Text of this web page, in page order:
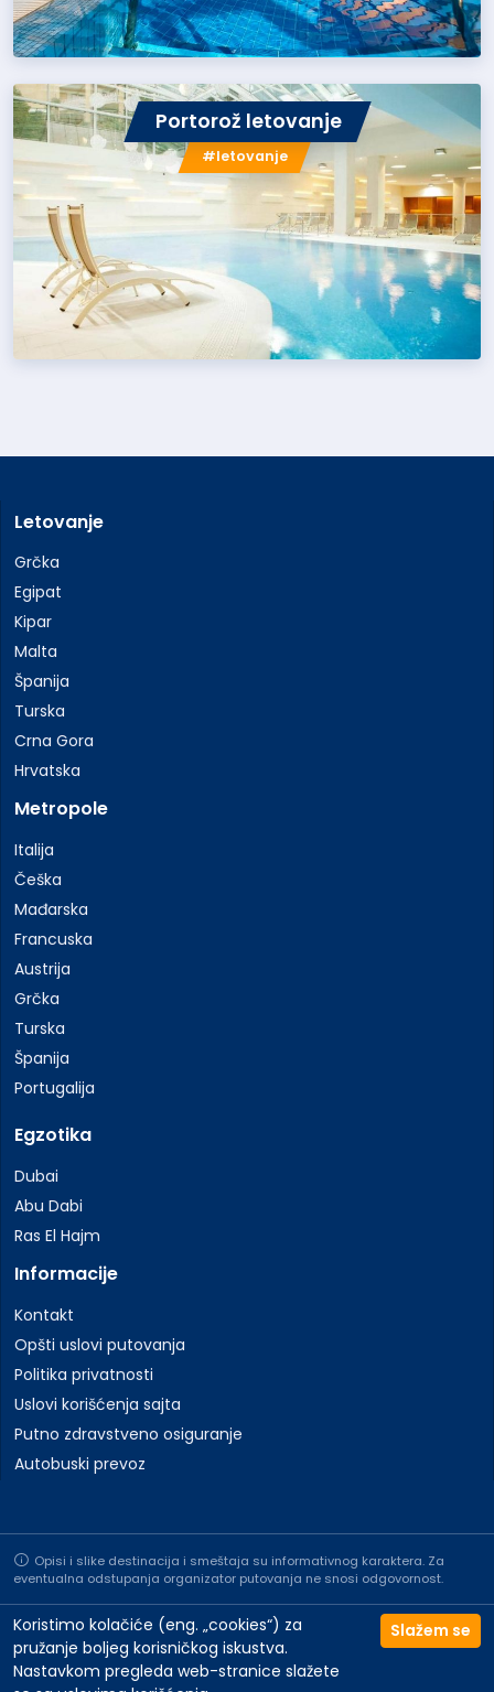
Portorož letovanje
#letovanje
Letovanje
Grčka
Egipat
Kipar
Malta
Španija
Turska
Crna Gora
Hrvatska
Metropole
Italija
Češka
Mađarska
Francuska
Austrija
Grčka
Turska
Španija
Portugalija
Egzotika
Dubai
Abu Dabi
Ras El Hajm
Informacije
Kontakt
Opšti uslovi putovanja
Politika privatnosti
Uslovi korišćenja sajta
Putno zdravstveno osiguranje
Autobuski prevoz
©2026 All rights reserved to Travelland | Website by
Opisi i slike destinacija i smeštaja su informativnog karaktera. Za
eventualna odstupanja organizator putovanja ne snosi odgovornost.
Koristimo kolačiće (eng. „cookies“) za
pružanje boljeg korisničkog iskustva.
Nastavkom pregleda web-stranice slažete
Slažem se